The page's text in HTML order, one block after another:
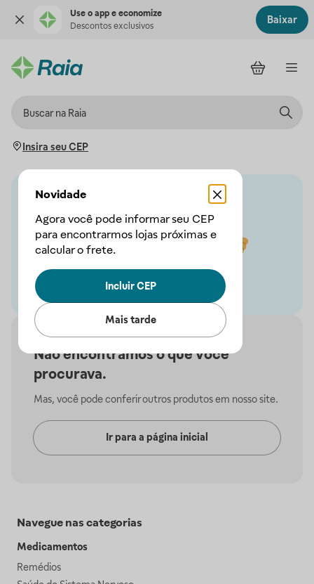
Use o app e economize
Descontos exclusivos
Baixar
Insira seu CEP
Novidade
Agora você pode informar seu CEP
para encontrarmos lojas próximas e
calcular o frete.
Incluir CEP
Mais tarde
Não encontramos o que você
procurava.
Mas, você pode conferir outros produtos em nosso site.
Ir para a página inicial
Navegue nas categorias
Medicamentos
Remédios